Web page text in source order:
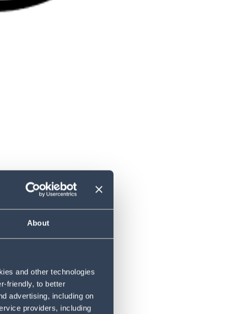
About
and other technologies
friendly, to better
advertising, including on
providers, including
von